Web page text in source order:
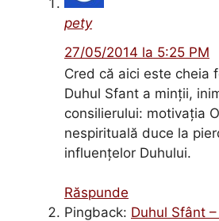
pety
27/05/2014 la 5:25 PM
Cred că aici este cheia
Duhul Sfant a minţii,
consilierului: motivaţia
nespirituală duce la
influenţelor Duhului.
Răspunde
Pingback: Duhul Sfânt